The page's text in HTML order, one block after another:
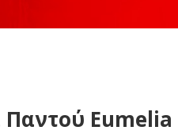
Παντού